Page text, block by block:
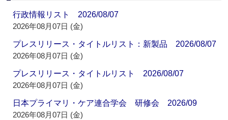
行政情報リスト 2026/08/07
2026年08月07日 (金)
プレスリリース・タイトルリスト：新製品 2026/08/07
2026年08月07日 (金)
プレスリリース・タイトルリスト 2026/08/07
2026年08月07日 (金)
日本プライマリ・ケア連合学会 研修会 2026/09
2026年08月07日 (金)